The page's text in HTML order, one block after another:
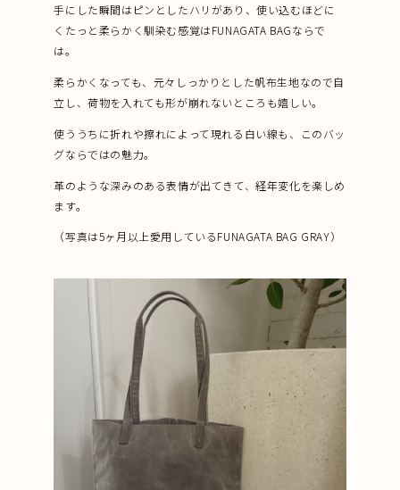
手にした瞬間はピンとしたハリがあり、使い込むほどに
くたっと柔らかく馴染む感覚はFUNAGATA BAGならで
は。
柔らかくなっても、元々しっかりとした帆布生地なので自
立し、荷物を入れても形が崩れないところも嬉しい。
使ううちに折れや擦れによって現れる白い線も、このバッ
グならではの魅力。
革のような深みのある表情が出てきて、経年変化を楽しめ
ます。
（写真は5ヶ月以上愛用しているFUNAGATA BAG GRAY）